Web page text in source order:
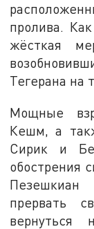
пролива.
жёсткая
Тегерана на
Мощные
Кешм, а
Сирик и
обострения
прервать